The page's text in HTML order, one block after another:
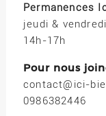
Permanences
jeudi & vendredi
14h-17h
Pour nous
contact@ici-
0986382446